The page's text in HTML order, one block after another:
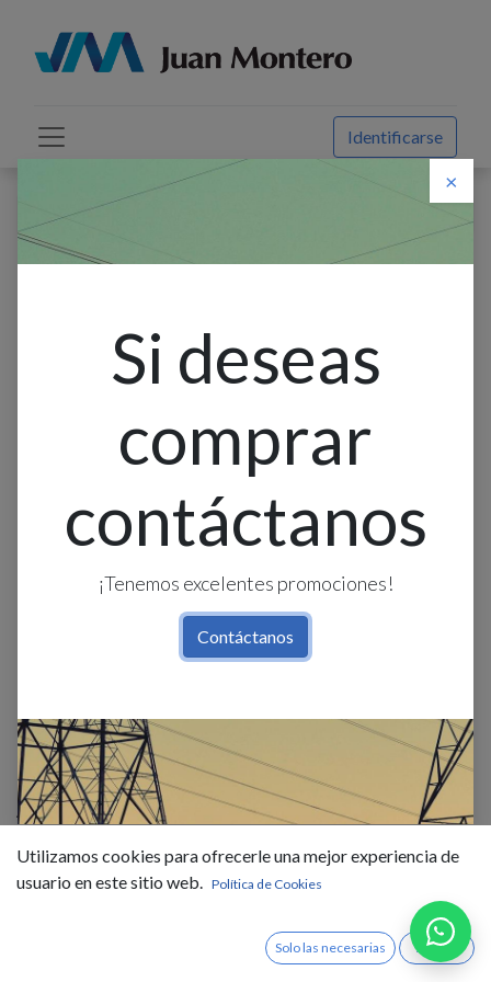
Identificarse
×
Si deseas
comprar
contáctanos
¡Tenemos excelentes promociones!
Contáctanos
Todos los productos
Aplique Pared Bid. 2L Gu10 Rect.
Plastico Negro (150X95X72Mm)
Ip65
Utilizamos cookies para ofrecerle una mejor experiencia de
usuario en este sitio web. Política de Cookies
Solo las necesarias Acepto